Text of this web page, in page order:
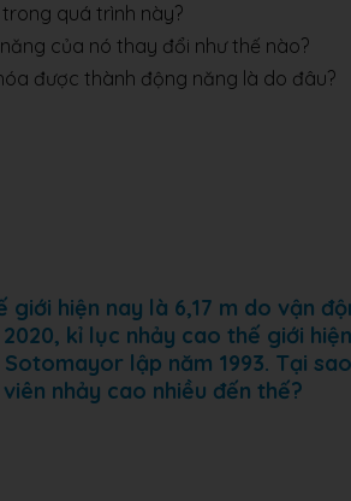
quá trình này?
của nó thay đổi như thế nào?
được thành động năng là do đâu?
giới hiện nay là 6,17 m do vận
kỉ lục nhảy cao thế giới
lập năm 1993. Tại
nhảy cao nhiều đến thế?